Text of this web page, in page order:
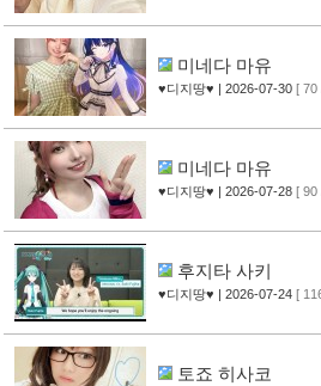
미네다 마유
♥디지땅♥ | 2026-07-30 [ 70
미네다 마유
♥디지땅♥ | 2026-07-28 [ 90
후지타 사키
♥디지땅♥ | 2026-07-24 [
토죠 히사코